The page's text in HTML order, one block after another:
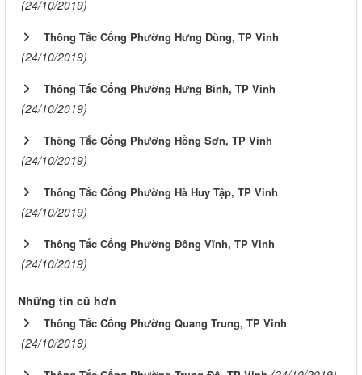
(24/10/2019)
Thông Tắc Cống Phường Hưng Dũng, TP Vinh
(24/10/2019)
Thông Tắc Cống Phường Hưng Bình, TP Vinh
(24/10/2019)
Thông Tắc Cống Phường Hồng Sơn, TP Vinh
(24/10/2019)
Thông Tắc Cống Phường Hà Huy Tập, TP Vinh
(24/10/2019)
Thông Tắc Cống Phường Đông Vĩnh, TP Vinh
(24/10/2019)
Những tin cũ hơn
Thông Tắc Cống Phường Quang Trung, TP Vinh
(24/10/2019)